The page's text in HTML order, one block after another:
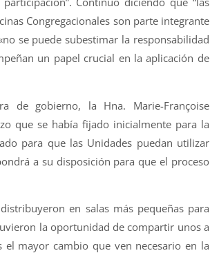
Congregacionales son parte integrante
se puede subestimar la responsabilidad
un papel crucial en la aplicación de
de gobierno, la Hna. Marie-Françoise
que se había fijado inicialmente para la
para que las Unidades puedan utilizar
a su disposición para que el proceso
en salas más pequeñas para
la oportunidad de compartir unos a
el mayor cambio que ven necesario en la